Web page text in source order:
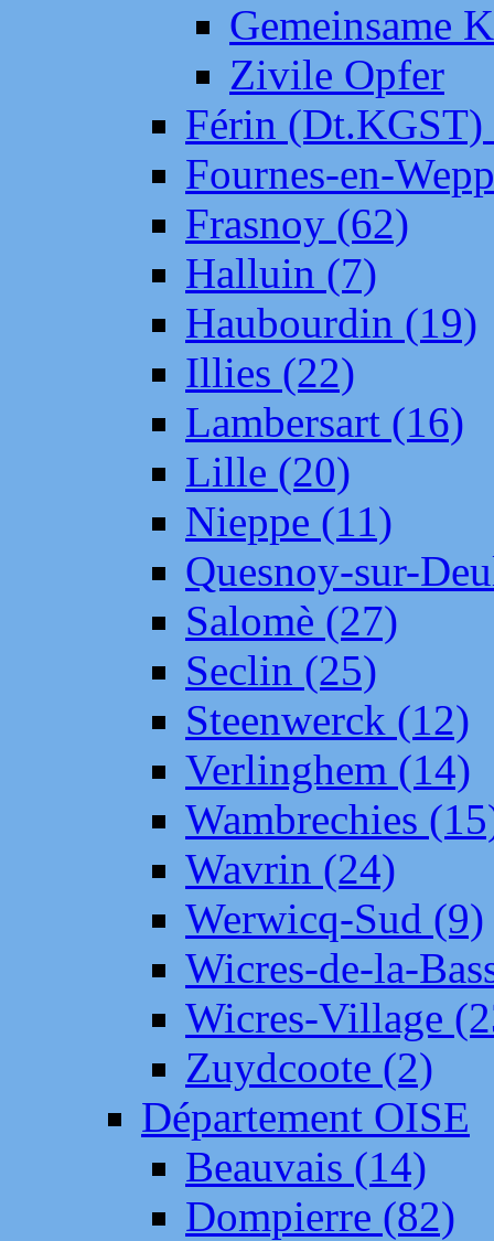
Gemeinsame
Zivile Opfer
Férin (Dt.KGST)
Fournes-en-
Frasnoy (62)
Halluin (7)
Haubourdin (19)
Illies (22)
Lambersart (16)
Lille (20)
Nieppe (11)
Quesnoy-sur-
Salomè (27)
Seclin (25)
Steenwerck (12)
Verlinghem (14)
Wambrechies
Wavrin (24)
Werwicq-Sud (9)
Wicres-de-la-
Wicres-Village
Zuydcoote (2)
Département OISE
Beauvais (14)
Dompierre (82)